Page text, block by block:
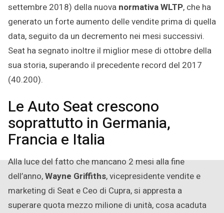
settembre 2018) della nuova normativa WLTP, che ha
generato un forte aumento delle vendite prima di quella
data, seguito da un decremento nei mesi successivi.
Seat ha segnato inoltre il miglior mese di ottobre della
sua storia, superando il precedente record del 2017
(40.200).
Le Auto Seat crescono
soprattutto in Germania,
Francia e Italia
Alla luce del fatto che mancano 2 mesi alla fine
dell’anno,Wayne Griffiths, vicepresidente vendite e
marketing di Seat e Ceo di Cupra, si appresta a
superare quota mezzo milione di unità, cosa acaduta